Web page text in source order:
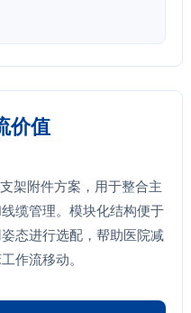
价值
架附件方案，用于整合主
缆管理。模块化结构便于
态进行选配，帮助医院减
作流移动。